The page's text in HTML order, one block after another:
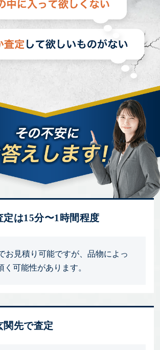
定は15分〜1時間程度
お見積り可能ですが、品物によっ
く可能性があります。
関先で査定